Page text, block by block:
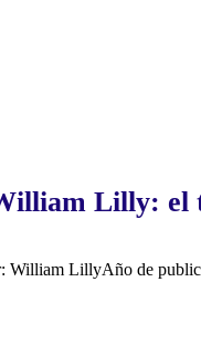
Lilly: el
LillyAño de